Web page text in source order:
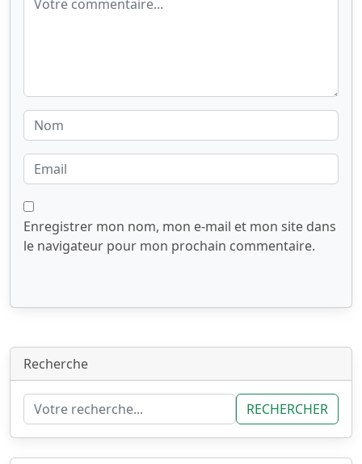
Enregistrer mon nom, mon e-mail et mon site dans
le navigateur pour mon prochain commentaire.
Recherche
RECHERCHER